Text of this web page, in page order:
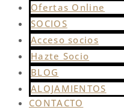
Ofertas Online
SOCIOS
Acceso socios
Hazte Socio
BLOG
ALOJAMIENTOS
CONTACTO